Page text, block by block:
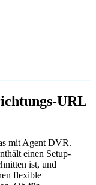
URL
mit Agent DVR.
einen Setup-
ist, und
flexible